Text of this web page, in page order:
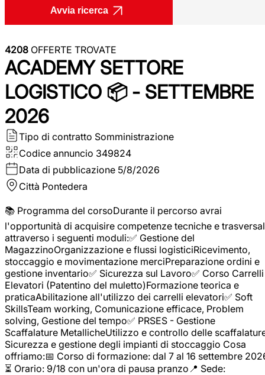
Avvia ricerca
4208 OFFERTE TROVATE
ACADEMY SETTORE
LOGISTICO 📦 - SETTEMBRE
2026
Tipo di contratto Somministrazione
Codice annuncio 349824
Data di pubblicazione 5/8/2026
Città Pontedera
📚 Programma del corsoDurante il percorso avrai
l'opportunità di acquisire competenze tecniche e
attraverso i seguenti moduli:✅ Gestione del
MagazzinoOrganizzazione e flussi logisticiRicevimento,
stoccaggio e movimentazione merciPreparazione ordini e
gestione inventario✅ Sicurezza sul Lavoro✅ Corso Carrelli
Elevatori (Patentino del muletto)Formazione teorica e
praticaAbilitazione all'utilizzo dei carrelli elevatori✅ Soft
SkillsTeam working, Comunicazione efficace, Problem
solving, Gestione del tempo✅ PRSES - Gestione
Scaffalature MetallicheUtilizzo e controllo delle
Sicurezza e gestione degli impianti di stoccaggio Cosa
offriamo:📅 Corso di formazione: dal 7 al 16 settembre
⏳ Orario: 9/18 con un'ora di pausa pranzo📍 Sede: